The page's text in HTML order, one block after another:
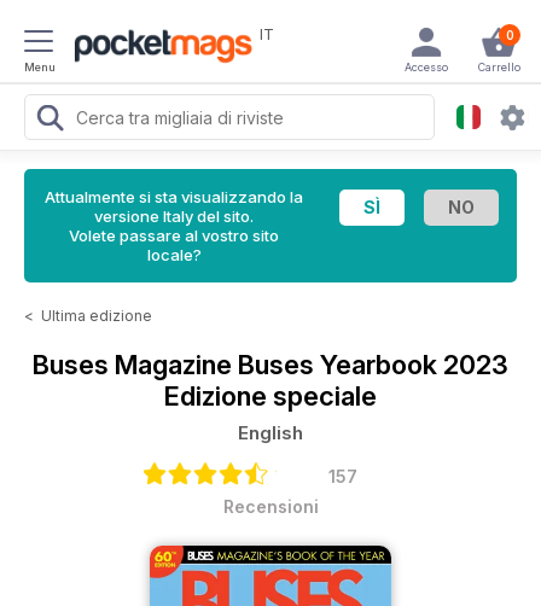
Menu
IT 0
Carrello
Accesso
Attualmente si sta visualizzando la
versione Italy del sito.
Volete passare al vostro sito
locale?
< Ultima edizione
Buses Magazine Buses Yearbook 2023
Edizione speciale
English
157
Recensioni